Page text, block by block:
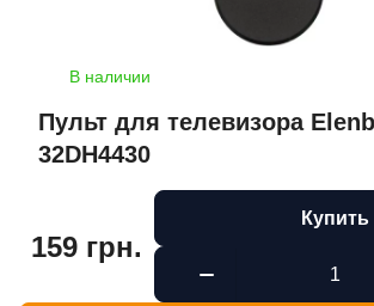
В наличии
Пульт для телевизора
32DH4430
159 грн.
Купить